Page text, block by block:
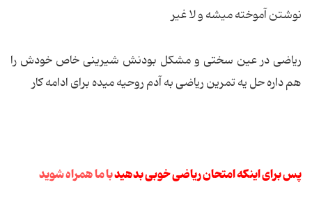
نوشتن آموخته میشه و لا غیر
ریاضی در عین سختی و مشکل بودنش شیرینی خاص خودش را
هم داره حل یه تمرین ریاضی به آدم روحیه میده برای ادامه کار
پس برای اینکه امتحان ریاضی خوبی بدهیدبا ما همراه شوید